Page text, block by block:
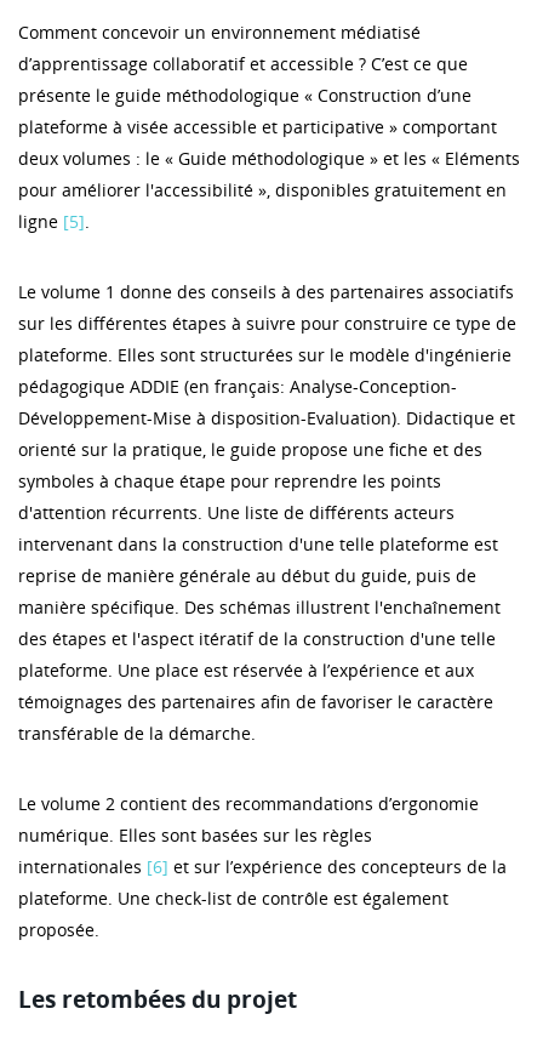
Comment concevoir un environnement médiatisé
d’apprentissage collaboratif et accessible ? C’est ce que
présente le guide méthodologique « Construction d’une
plateforme à visée accessible et participative » comportant
deux volumes : le « Guide méthodologique » et les « Eléments
pour améliorer l'accessibilité », disponibles gratuitement en
ligne [5].
Le volume 1 donne des conseils à des partenaires associatifs
sur les différentes étapes à suivre pour construire ce type de
plateforme. Elles sont structurées sur le modèle d'ingénierie
pédagogique ADDIE (en français: Analyse-Conception-
Développement-Mise à disposition-Evaluation). Didactique et
orienté sur la pratique, le guide propose une fiche et des
symboles à chaque étape pour reprendre les points
d'attention récurrents. Une liste de différents acteurs
intervenant dans la construction d'une telle plateforme est
reprise de manière générale au début du guide, puis de
manière spécifique. Des schémas illustrent l'enchaînement
des étapes et l'aspect itératif de la construction d'une telle
plateforme. Une place est réservée à l’expérience et aux
témoignages des partenaires afin de favoriser le caractère
transférable de la démarche.
Le volume 2 contient des recommandations d’ergonomie
numérique. Elles sont basées sur les règles
internationales [6] et sur l’expérience des concepteurs de la
plateforme. Une check-list de contrôle est également
proposée.
Les retombées du projet